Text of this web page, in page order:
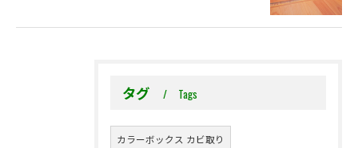
タグ Tags
カラーボックス カビ取り